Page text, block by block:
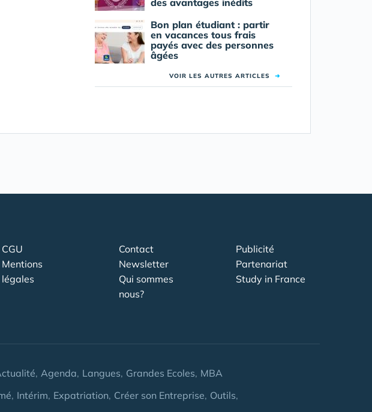
des avantages inédits
Bon plan étudiant : partir
en vacances tous frais
payés avec des personnes
âgées
VOIR LES AUTRES ARTICLES ➜
CGU
Mentions
légales
Contact
Newsletter
Qui sommes
nous?
Publicité
Partenariat
Study in France
Agenda Langues Grandes Ecoles MBA
Intérim Expatriation Créer son Entreprise Outils